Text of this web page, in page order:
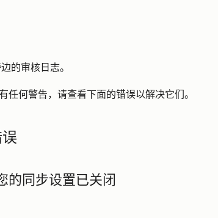
的审核日志。
何警告，请查看下面的错误以解决它们。
的同步设置已关闭